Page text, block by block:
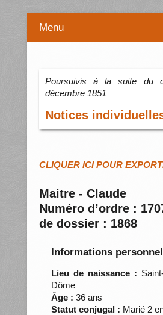
Menu
Poursuivis à la suite du
décembre 1851
Notices
CLIQUER ICI POUR
Maitre - Claude
Numéro d’ordre :
de dossier : 1868
Informations
Lieu de naissance :
Dôme
Âge : 36 ans
Statut conjugal : Marié 2